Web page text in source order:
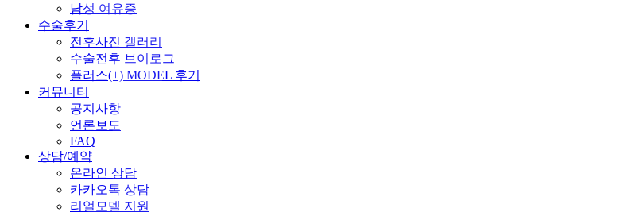
남성 여유증
수술후기
전후사진 갤러리
수술전후 브이로그
플러스(+) MODEL 후기
커뮤니티
공지사항
언론보도
FAQ
상담/예약
온라인 상담
카카오톡 상담
리얼모델 지원